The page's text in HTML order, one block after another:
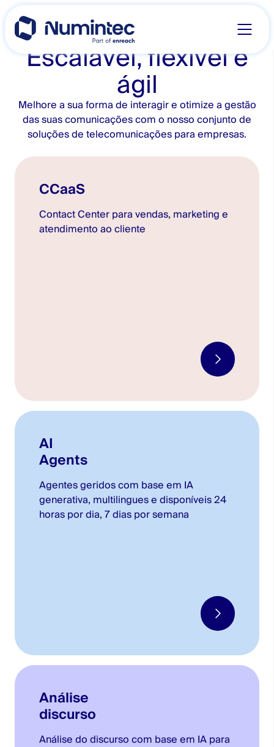
Skip
content
Escalável, flexível e
ágil
Melhore a sua forma de interagir e otimize a gestão
das suas comunicações com o nosso conjunto de
soluções de telecomunicações para empresas.
CCaaS
Contact Center para vendas, marketing e
atendimento ao cliente
AI
Agents
Agentes geridos com base em IA
generativa, multilingues e disponíveis 24
horas por dia, 7 dias por semana
Análise
discurso
Análise do discurso com base em IA para